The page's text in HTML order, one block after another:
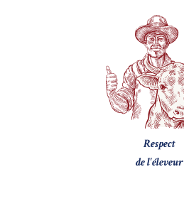
Respect
de l'éleveur